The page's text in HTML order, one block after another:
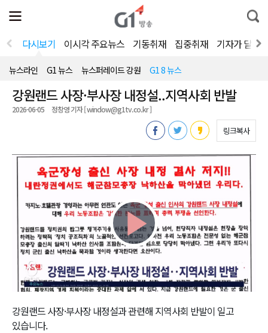
전
체
뉴
열
통
합
색
다시보기 이시각 주요뉴스 기동취재 집중취재 기자가 달려
뉴스라인 G1 뉴스 뉴스퍼레이드 강원 G1 8 뉴스
강원랜드 사장·부사장 내정설..지역사회 반발
2026-06-05 정창영 기자 [ window@g1tv.co.kr ]
링크복사
Play
Video
강원랜드 사장·부사장 내정설과 관련해 지역사회 반발이 일고
있습니다.